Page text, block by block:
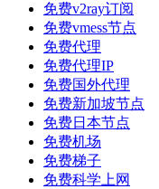
免费v2ray订阅
免费vmess节点
免费代理
免费代理IP
免费国外代理
免费新加坡节点
免费日本节点
免费机场
免费梯子
免费科学上网